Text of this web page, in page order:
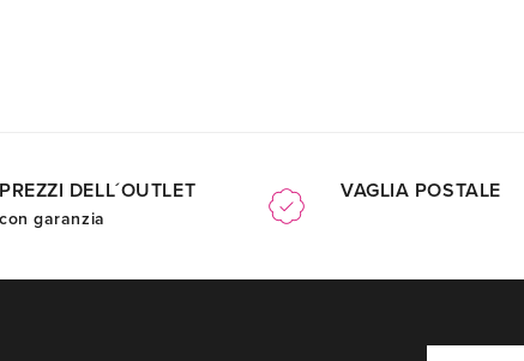
PREZZI DELL´OUTLET
con garanzia
VAGLIA POSTALE